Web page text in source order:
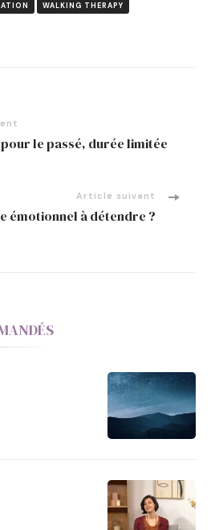
WALKING THERAPY
le passé, durée limitée
Article suivant
émotionnel à détendre ?